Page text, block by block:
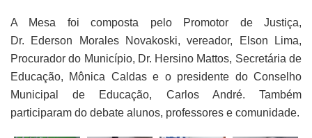
A Mesa foi composta pelo Promotor de Justiça,
Dr. Ederson Morales Novakoski, vereador, Elson Lima,
Procurador do Município, Dr. Hersino Mattos, Secretária de
Educação, Mônica Caldas e o presidente do Conselho
Municipal de Educação, Carlos André. Também
participaram do debate alunos, professores e comunidade.